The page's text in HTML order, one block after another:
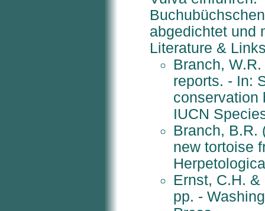
abgedichtet und
Literature &
Branch,
reports. - In:
conservation
IUCN
Branch, B.R.
new tortoise
Ernst, C.H.
pp. -